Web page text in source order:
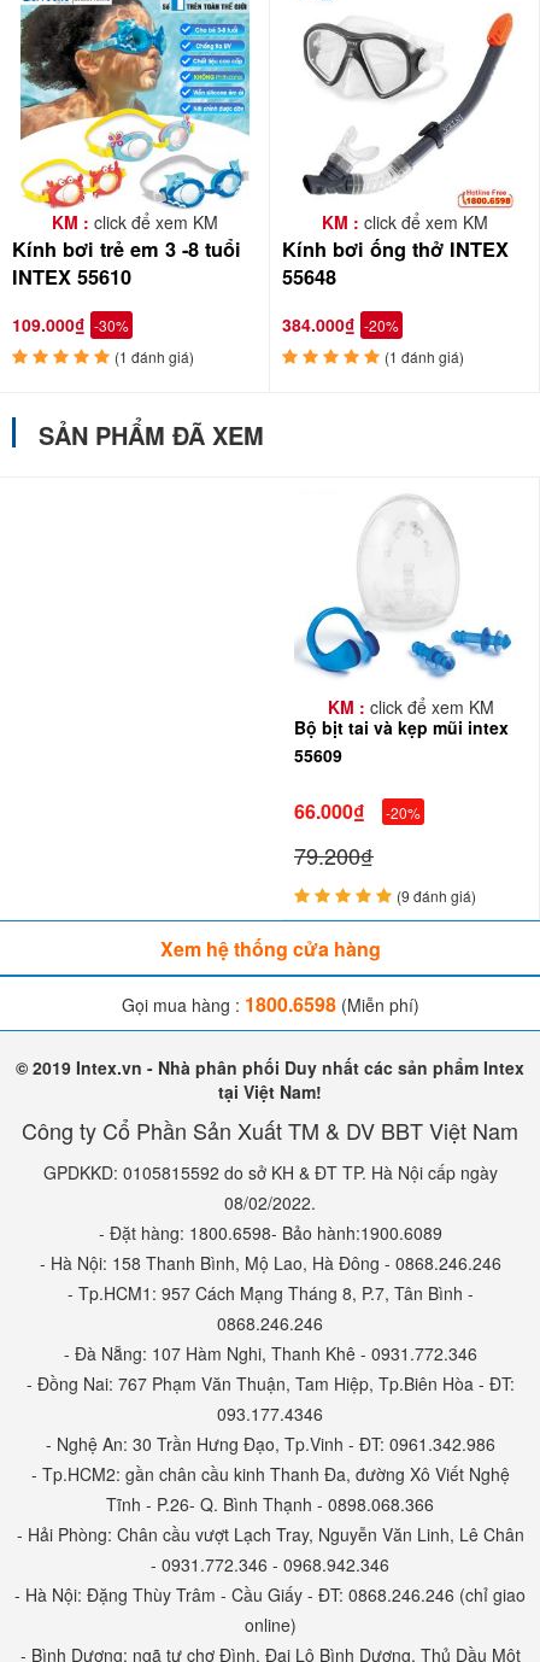
KM : click để xem KM
Kính bơi trẻ em 3 -8 tuổi
INTEX 55610
109.000₫ -30%
(1 đánh giá)
KM : click để xem KM
Kính bơi ống thở INTEX
55648
384.000₫ -20%
(1 đánh giá)
SẢN PHẨM ĐÃ XEM
KM : click để xem KM
Bộ bịt tai và kẹp mũi intex
55609
66.000₫ -20%
79.200₫
(9 đánh giá)
Xem hệ thống cửa hàng
Gọi mua hàng : 1800.6598(Miễn phí)
© 2019 Intex.vn - Nhà phân phối Duy nhất các sản phẩm Intex
tại Việt Nam!
Công ty Cổ Phần Sản Xuất TM & DV BBT Việt Nam
GPDKKD: 0105815592 do sở KH & ĐT TP. Hà Nội cấp ngày
08/02/2022.
- Đặt hàng: 1800.6598- Bảo hành:1900.6089
- Hà Nội: 158 Thanh Bình, Mộ Lao, Hà Đông - 0868.246.246
- Tp.HCM1: 957 Cách Mạng Tháng 8, P.7, Tân Bình -
0868.246.246
- Đà Nẵng: 107 Hàm Nghi, Thanh Khê - 0931.772.346
- Đồng Nai: 767 Phạm Văn Thuận, Tam Hiệp, Tp.Biên Hòa - ĐT:
093.177.4346
- Nghệ An: 30 Trần Hưng Đạo, Tp.Vinh - ĐT: 0961.342.986
- Tp.HCM2: gần chân cầu kinh Thanh Đa, đường Xô Viết Nghệ
Tĩnh - P.26- Q. Bình Thạnh - 0898.068.366
- Hải Phòng: Chân cầu vượt Lạch Tray, Nguyễn Văn Linh, Lê Chân
- 0931.772.346 - 0968.942.346
- Hà Nội: Đặng Thùy Trâm - Cầu Giấy - ĐT: 0868.246.246 (chỉ giao
online)
- Bình Dương: ngã tư chợ Đình, Đại Lộ Bình Dương, Thủ Dầu Một